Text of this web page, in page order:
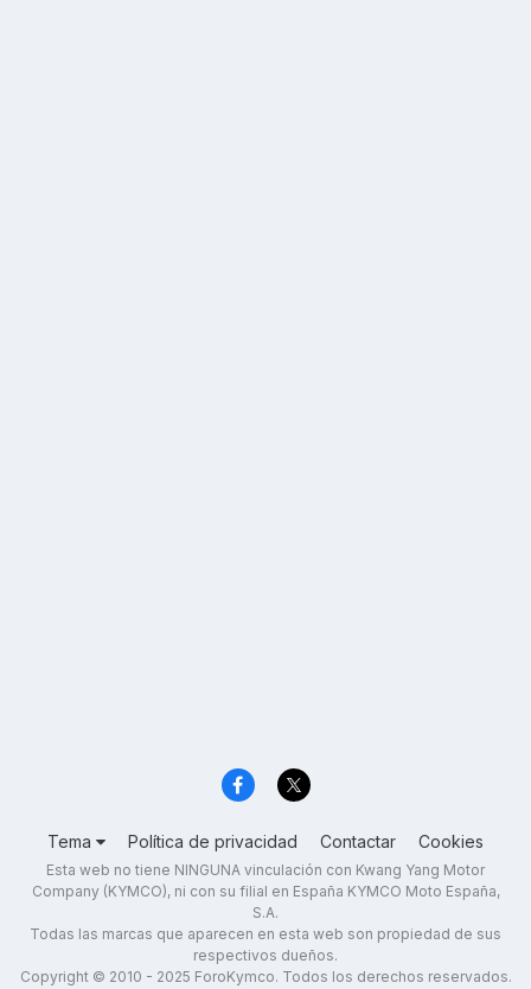
Tema Política de privacidad Contactar Cookies
Esta web no tiene NINGUNA vinculación con Kwang Yang Motor
Company (KYMCO), ni con su filial en España KYMCO Moto España,
S.A.
Todas las marcas que aparecen en esta web son propiedad de sus
respectivos dueños.
Copyright © 2010 - 2025 ForoKymco. Todos los derechos reservados.